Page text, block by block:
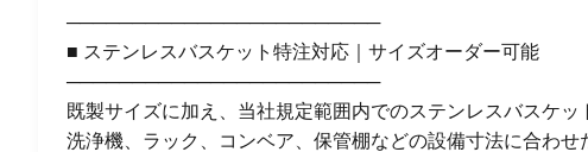
────────────────────────
■ ステンレスバスケット特注対応｜サイズオーダー可能
────────────────────────
既製サイズに加え、当社規定範囲内でのステンレスバスケッ
洗浄機、ラック、コンベア、保管棚などの設備寸法に合わせ